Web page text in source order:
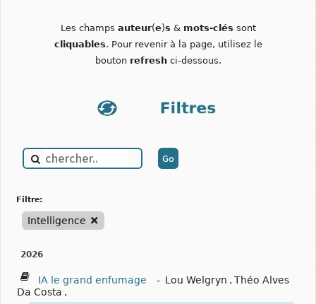
Les champs auteur(e)s & mots-clés sont
cliquables. Pour revenir à la page, utilisez le
bouton refreshci-dessous.
filtre:
Intelligence
2026
IA le grand enfumage - Lou Welgryn , Théo Alves
Da Costa ,